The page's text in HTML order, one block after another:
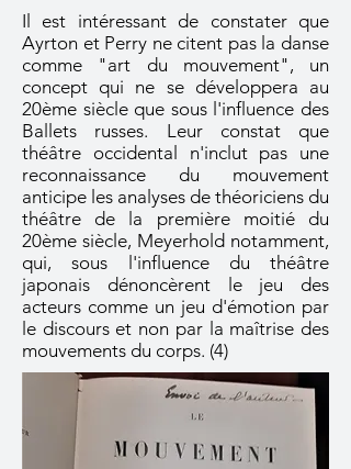
Il est intéressant de constater que
Ayrton et Perry ne citent pas la danse
comme "art du mouvement", un
concept qui ne se développera au
20ème siècle que sous l'influence des
Ballets russes. Leur constat que
théâtre occidental n'inclut pas une
reconnaissance du mouvement
anticipe les analyses de théoriciens du
théâtre de la première moitié du
20ème siècle, Meyerhold notamment,
qui, sous l'influence du théâtre
japonais dénoncèrent le jeu des
acteurs comme un jeu d'émotion par
le discours et non par la maîtrise des
mouvements du corps. (4)